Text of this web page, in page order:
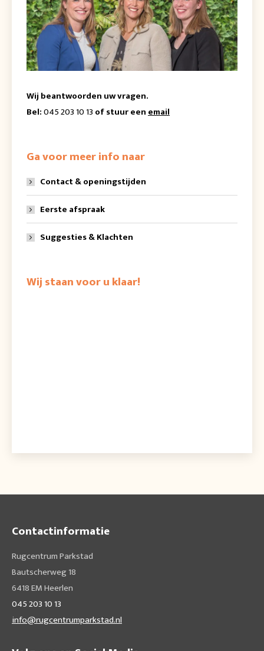
Wij beantwoorden uw vragen.
Bel:045 203 10 13 of stuur eenemail
Ga voor meer info naar
Contact & openingstijden
Eerste afspraak
Suggesties & Klachten
Wij staan voor u klaar!
Contactinformatie
Rugcentrum Parkstad
Bautscherweg 18
6418 EM Heerlen
045 203 10 13
info@rugcentrumparkstad.nl